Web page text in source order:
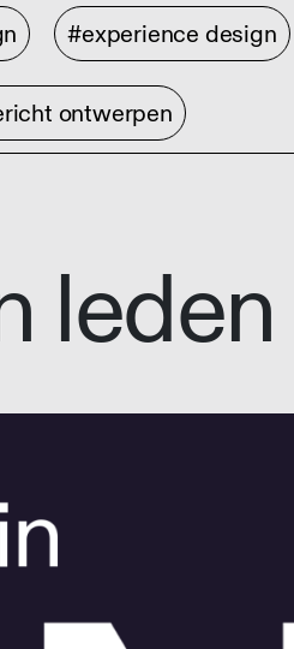
#experience design
ontwerpen